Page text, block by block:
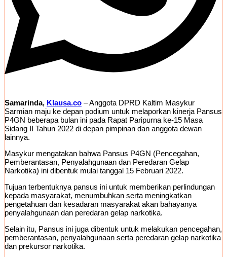
Samarinda, Klausa.co – Anggota DPRD Kaltim Masykur
Sarmian maju ke depan podium untuk melaporkan kinerja Pansus
P4GN beberapa bulan ini pada Rapat Paripurna ke-15 Masa
Sidang II Tahun 2022 di depan pimpinan dan anggota dewan
lainnya.
Masykur mengatakan bahwa Pansus P4GN (Pencegahan,
Pemberantasan, Penyalahgunaan dan Peredaran Gelap
Narkotika) ini dibentuk mulai tanggal 15 Februari 2022.
Tujuan terbentuknya pansus ini untuk memberikan perlindungan
kepada masyarakat, menumbuhkan serta meningkatkan
pengetahuan dan kesadaran masyarakat akan bahayanya
penyalahgunaan dan peredaran gelap narkotika.
Selain itu, Pansus ini juga dibentuk untuk melakukan pencegahan,
pemberantasan, penyalahgunaan serta peredaran gelap narkotika
dan prekursor narkotika.